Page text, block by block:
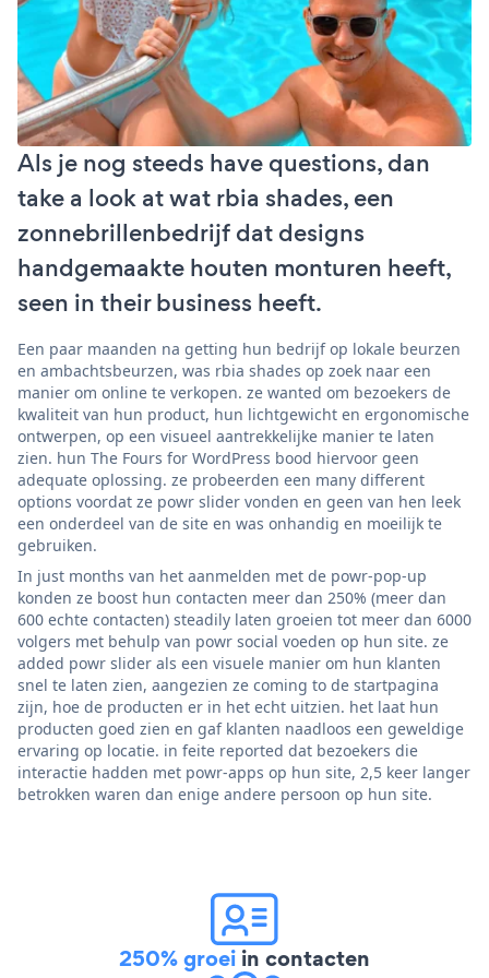
Als je nog steeds have questions, dan
take a look at wat rbia shades, een
zonnebrillenbedrijf dat designs
handgemaakte houten monturen heeft,
seen in their business heeft.
Een paar maanden na getting hun bedrijf op lokale beurzen
en ambachtsbeurzen, was rbia shades op zoek naar een
manier om online te verkopen. ze wanted om bezoekers de
kwaliteit van hun product, hun lichtgewicht en ergonomische
ontwerpen, op een visueel aantrekkelijke manier te laten
zien. hun The Fours for WordPress bood hiervoor geen
adequate oplossing. ze probeerden een many different
options voordat ze powr slider vonden en geen van hen leek
een onderdeel van de site en was onhandig en moeilijk te
gebruiken.
In just months van het aanmelden met de powr-pop-up
konden ze boost hun contacten meer dan 250% (meer dan
600 echte contacten) steadily laten groeien tot meer dan 6000
volgers met behulp van powr social voeden op hun site. ze
added powr slider als een visuele manier om hun klanten
snel te laten zien, aangezien ze coming to de startpagina
zijn, hoe de producten er in het echt uitzien. het laat hun
producten goed zien en gaf klanten naadloos een geweldige
ervaring op locatie. in feite reported dat bezoekers die
interactie hadden met powr-apps op hun site, 2,5 keer langer
betrokken waren dan enige andere persoon op hun site.
250% groei in contacten